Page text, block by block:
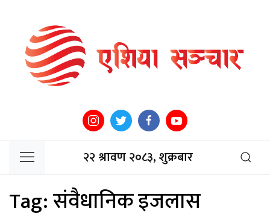
२२ श्रावण २०८३, शुक्रबार
Tag:संवैधानिक इजलास